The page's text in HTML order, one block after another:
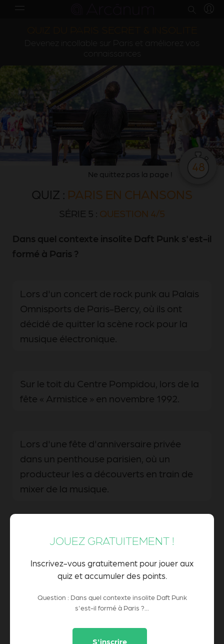
QUIZ DU PARIS SECRET & INSOLITE
Devenez incollable sur Paris et améliorez vos
connaissances
Ne quittez pas la page !
48
QUIZ : PARIS EN CHANSONS
SÉRIE 5 : QUESTION 4/5
Dans quel contexte insolite Daft Punk s'est-il
formé à Paris ?
Lors d'un concert de rock punk au Palais
Omnisports de Paris-Bercy, où ils ont
décidé de quitter la scène rock pour la
musique électronique.
Sur le toit du Centre Pompidou, lors de la
fête « Armistice » en novembre 1992.
Lors d'une fête d'anniversaire privée
dans un penthouse parisien, où un
producteur les a découverts en train de
mixer de la musique.
dans les catacombes de Paris, où ils ont
découvert la musique électronique.
JOUEZ GRATUITEMENT !
Inscrivez-vous gratuitement pour jouer aux
quiz et accumuler des points.
Question : Dans quel contexte insolite Daft Punk
s'est-il formé à Paris ?...
S'inscrire